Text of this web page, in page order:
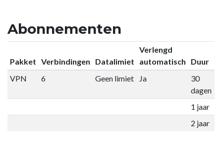
Abonnementen
Pakket Verbindingen Datalimiet
Verlengd
automatisch
Duur
VPN
6 Geen limiet Ja
30
dagen
1 jaar
2 jaar